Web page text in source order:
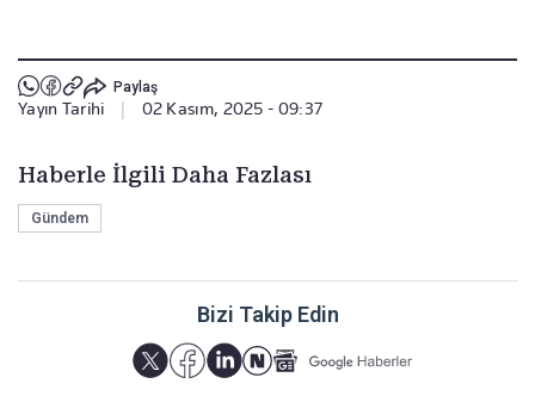
Paylaş
Yayın Tarihi 02 Kasım, 2025 - 09:37
Haberle İlgili Daha Fazlası
Gündem
Bizi Takip Edin